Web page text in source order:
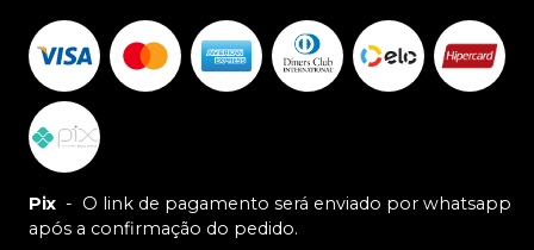
Pix - O link de pagamento será enviado por whatsapp
após a confirmação do pedido.